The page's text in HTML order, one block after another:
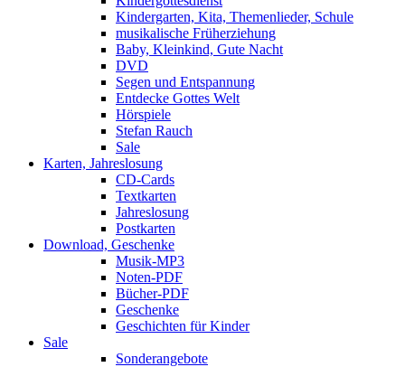
Kindergarten, Kita, Themenlieder, Schule
musikalische Früherziehung
Baby, Kleinkind, Gute Nacht
DVD
Segen und Entspannung
Entdecke Gottes Welt
Hörspiele
Stefan Rauch
Sale
Karten, Jahreslosung
CD-Cards
Textkarten
Jahreslosung
Postkarten
Download, Geschenke
Musik-MP3
Noten-PDF
Bücher-PDF
Geschenke
Geschichten für Kinder
Sale
Sonderangebote